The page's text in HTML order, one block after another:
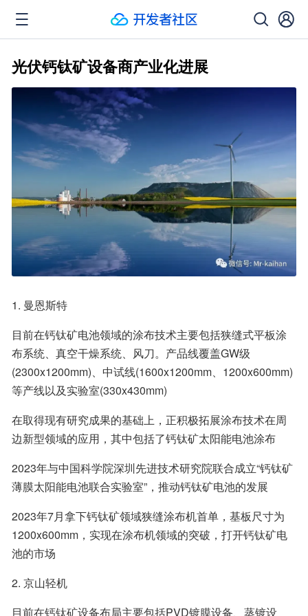
光伏钙钛矿设备商产业化进展
1. 曼恩斯特
目前在钙钛矿电池领域的涂布技术主要包括狭缝式平板涂
布系统、真空干燥系统、风刀。产品线覆盖GW级
(2300x1200mm)、中试线(1600x1200mm、1200x600mm)
等产线以及实验室(330x430mm)
在取得现有研究成果的基础上，正积极拓展涂布技术在周
边新型领域的应用，其中包括了钙钛矿太阳能电池涂布
2023年与中国科学院深圳先进技术研究院联合成立“钙钛矿
薄膜太阳能电池联合实验室”，推动钙钛矿电池的发展
2023年7月拿下钙钛矿领域狭缝涂布机首单，基板尺寸为
1200x600mm，实现在涂布机领域的突破，打开钙钛矿电
池的市场
2. 京山轻机
目前在钙钛矿设备布局主要包括PVD镀膜设备、蒸镀设